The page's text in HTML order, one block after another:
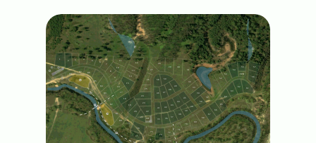
1
2 5
6
7
8
9
10
11
12
13
14
15
16
17
18
19
20
21
22
23
24
25
26
27
28
29
30
31
32
33
34
50
51
52
53
54
55 57
64
63
62
61
65
66
67
68
69
70
71
72
73
74
75
76
79
80
81
82
83
84
85
86
87
88
ТП
ГРП
8
7
5
2
56
78
77
8
8
58 59
47
48
49
41 42
43
44
45
35 36
37
38
39
40
46
3 4